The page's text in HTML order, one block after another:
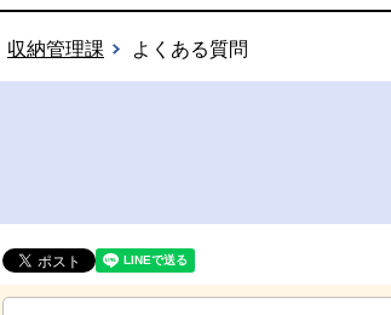
収納管理課 よくある質問